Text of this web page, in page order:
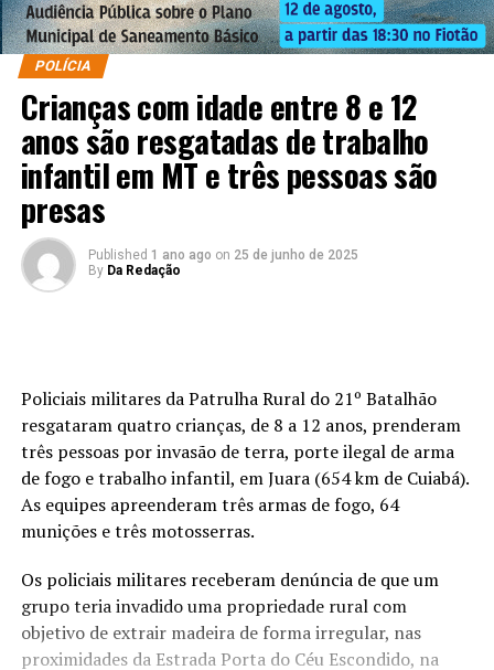
POLÍCIA
Crianças com idade entre 8 e 12
anos são resgatadas de trabalho
infantil em MT e três pessoas são
presas
Published 1 ano ago on 25 de junho de 2025
By Da Redação
Policiais militares da Patrulha Rural do 21º Batalhão
resgataram quatro crianças, de 8 a 12 anos, prenderam
três pessoas por invasão de terra, porte ilegal de arma
de fogo e trabalho infantil, em Juara (654 km de Cuiabá).
As equipes apreenderam três armas de fogo, 64
munições e três motosserras.
Os policiais militares receberam denúncia de que um
grupo teria invadido uma propriedade rural com
objetivo de extrair madeira de forma irregular, nas
proximidades da Estrada Porta do Céu Escondido, na